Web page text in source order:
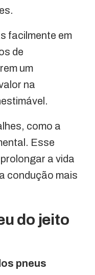
facilmente em
de
um
na
como a
Esse
a vida
condução mais
do jeito
pneus